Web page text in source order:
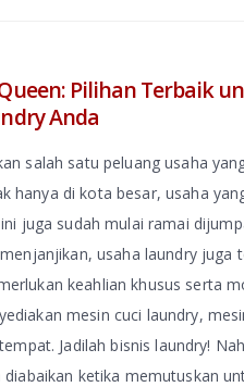
Pilihan Terbaik
Anda
salah satu peluang usaha
hanya di kota besar, usaha
juga sudah mulai ramai
usaha laundry juga
keahlian khusus serta
mesin cuci laundry,
Jadilah bisnis laundry!
ketika memutuskan